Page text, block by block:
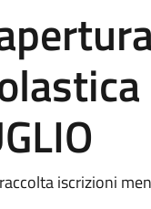
iscrizioni